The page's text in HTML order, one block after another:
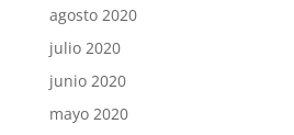
agosto 2020
julio 2020
junio 2020
mayo 2020